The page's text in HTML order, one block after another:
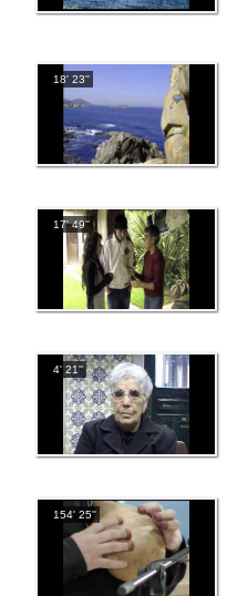
18' 23''
17' 49''
4' 21''
154' 25''